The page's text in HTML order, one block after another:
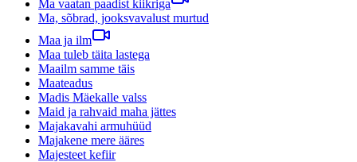
Ma vaatan paadist kiikriga
Ma, sõbrad, jooksvavalust murtud
Maa ja ilm
Maa tuleb täita lastega
Maailm samme täis
Maateadus
Madis Mäekalle valss
Maid ja rahvaid maha jättes
Majakavahi armuhüüd
Majakene mere ääres
Majesteet kefiir